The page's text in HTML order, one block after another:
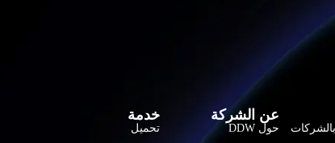
عن الشركة
حول DDW
خدمة
تحميل